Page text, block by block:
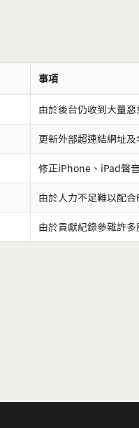
事項
由於後台仍收到大量
更新外部超連結網址及
修正iPhone、iPad聲
由於人力不足難以配
由於貢獻紀錄參雜許